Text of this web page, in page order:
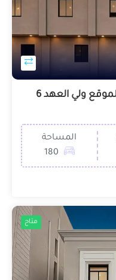
المساحة
180
متاح